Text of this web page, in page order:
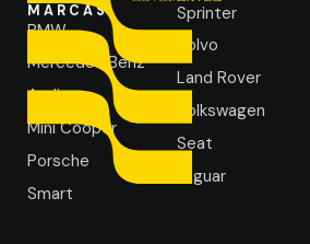
MARCAS
BMW
Mercedes Benz
Audi
Mini Cooper
Porsche
Smart
Sprinter
Volvo
Land Rover
Volkswagen
Seat
Jaguar